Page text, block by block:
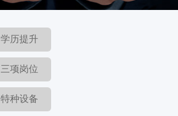
学历提升
三项岗位
特种设备